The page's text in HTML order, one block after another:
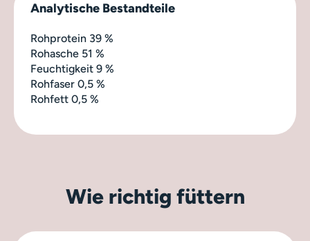
Analytische Bestandteile
Rohprotein 39 %
Rohasche 51 %
Feuchtigkeit 9 %
Rohfaser 0,5 %
Rohfett 0,5 %
Wie richtig füttern